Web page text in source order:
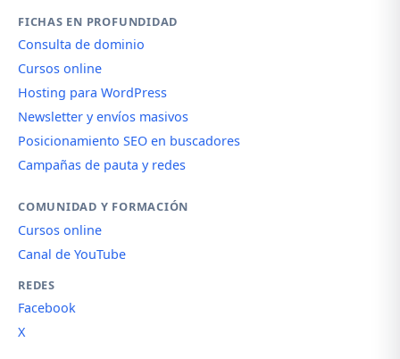
FICHAS EN PROFUNDIDAD
Consulta de dominio
Cursos online
Hosting para WordPress
Newsletter y envíos masivos
Posicionamiento SEO en buscadores
Campañas de pauta y redes
COMUNIDAD Y FORMACIÓN
Cursos online
Canal de YouTube
REDES
Facebook
X